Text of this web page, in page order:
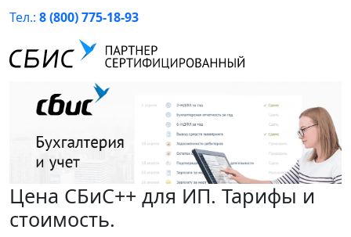
Тел.: 8 (800) 775-18-93
Цена СБиС++ для ИП. Тарифы и
стоимость.